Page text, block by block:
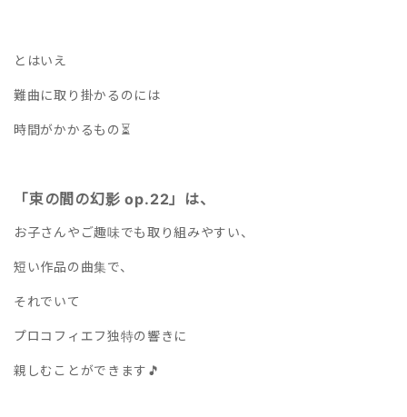
とはいえ
難曲に取り掛かるのには
時間がかかるもの⏳
「束の間の幻影 op.22」は、
お子さんやご趣味でも取り組みやすい、
短い作品の曲集で、
それでいて
プロコフィエフ独特の響きに
親しむことができます🎵